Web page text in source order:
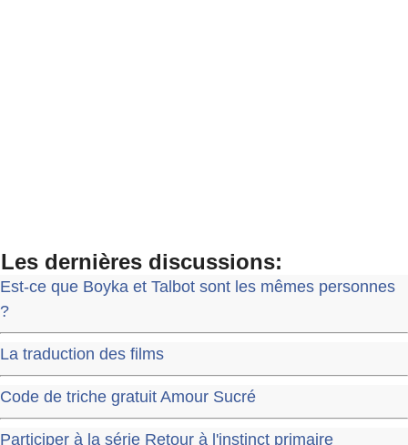
Les dernières discussions:
Est-ce que Boyka et Talbot sont les mêmes personnes
?
La traduction des films
Code de triche gratuit Amour Sucré
Participer à la série Retour à l'instinct primaire